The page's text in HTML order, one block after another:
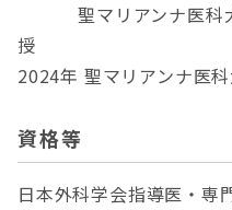
聖マリアンナ医科大
授
2024年 聖マリアンナ医
資格等
日本外科学会指導医・専